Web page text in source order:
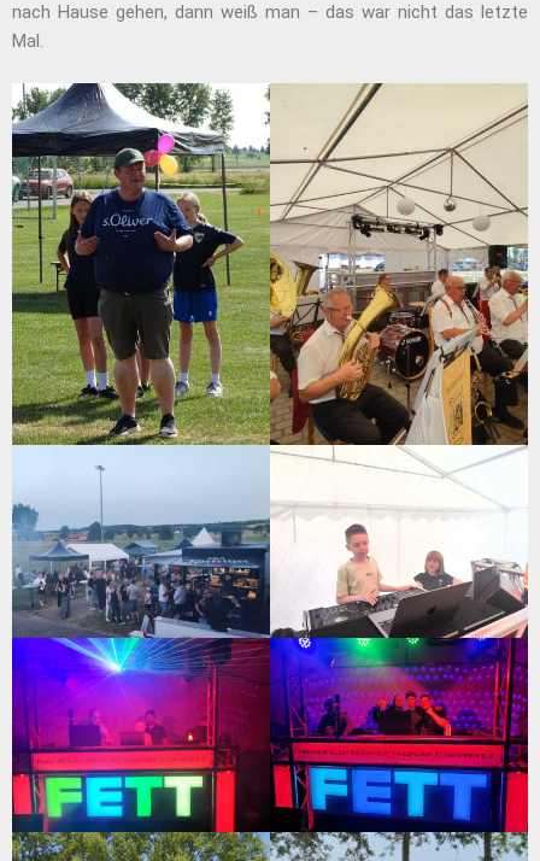
nach Hause gehen, dann weiß man – das war nicht das letzte
Mal.